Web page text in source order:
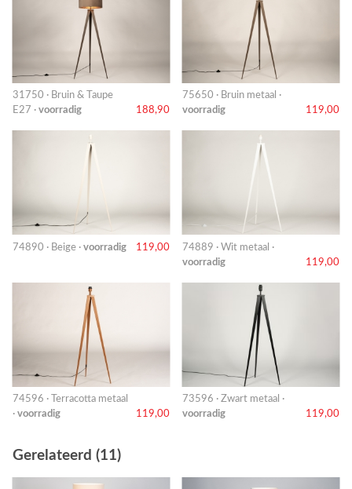
31750 · Bruin & Taupe
E27 · voorradig 188,90
75650 · Bruin metaal ·
voorradig
119,00
74890 · Beige · voorradig 119,00
74889 · Wit metaal ·
voorradig
119,00
74596 · Terracotta metaal
· voorradig 119,00
73596 · Zwart metaal ·
voorradig
119,00
Gerelateerd (11)